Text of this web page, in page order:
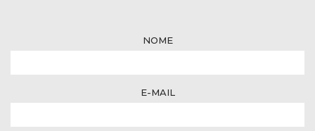
NOME
E-MAIL